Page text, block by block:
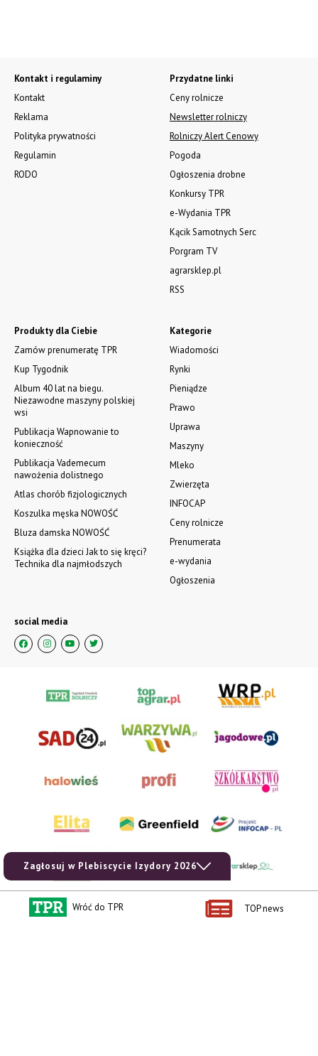
Zagłosuj w Plebiscycie Izydory 2026
Kontakt i regulaminy
Kontakt
Reklama
Polityka prywatności
Regulamin
RODO
Kategorie
Wiadomości
Rynki
Pieniądze
Prawo
Uprawa
Maszyny
Mleko
Zwierzęta
INFOCAP
Ceny rolnicze
Prenumerata
e-wydania
Ogłoszenia
Produkty dla Ciebie
Zamów prenumeratę TPR
Kup Tygodnik
Album 40 lat na biegu.
Niezawodne maszyny polskiej
wsi
Publikacja Wapnowanie to
konieczność
Publikacja Vademecum
nawożenia dolistnego
Atlas chorób fizjologicznych
Koszulka męska NOWOŚĆ
Bluza damska NOWOŚĆ
Książka dla dzieci Jak to się kręci?
Technika dla najmłodszych
Przydatne linki
Ceny rolnicze
Newsletter rolniczy
Rolniczy Alert Cenowy
Pogoda
Ogłoszenia drobne
Konkursy TPR
e-Wydania TPR
Kącik Samotnych Serc
Porgram TV
agrarsklep.pl
RSS
social media
Wróć do TPR TOP news